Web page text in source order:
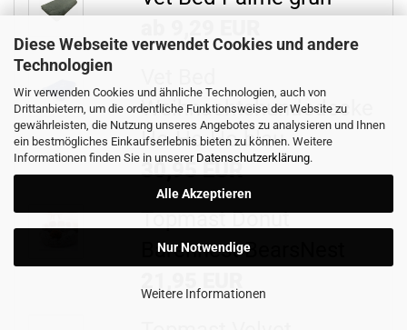
Diese Webseite verwendet Cookies und andere
Technologien
Wir verwenden Cookies und ähnliche Technologien, auch von
Drittanbietern, um die ordentliche Funktionsweise der Website zu
gewährleisten, die Nutzung unseres Angebotes zu analysieren und Ihnen
ein bestmögliches Einkaufserlebnis bieten zu können. Weitere
Informationen finden Sie in unserer Datenschutzerklärung.
Alle Akzeptieren
Nur Notwendige
Weitere Informationen
Weihnachtshundedecke
Ho-Ho-Ho blau
30,95 EUR
Topmast Donut
Bärennest BearsNest